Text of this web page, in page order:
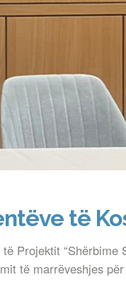
të
Projektit “Shërbime
të marrëveshjes